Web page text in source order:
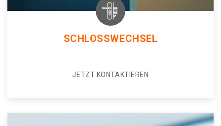
SCHLOSSWECHSEL
JETZT KONTAKTIEREN